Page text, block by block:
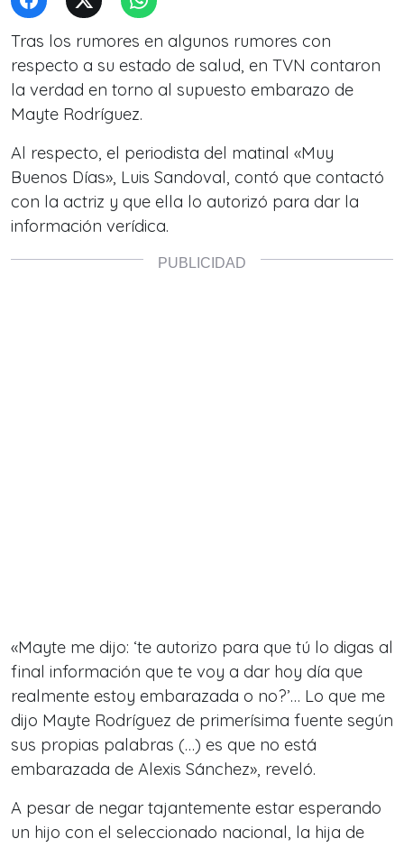
Tras los rumores en algunos rumores con
respecto a su estado de salud, en TVN contaron
la verdad en torno al supuesto embarazo de
Mayte Rodríguez.
Al respecto, el periodista del matinal «Muy
Buenos Días», Luis Sandoval, contó que contactó
con la actriz y que ella lo autorizó para dar la
información verídica.
«Mayte me dijo: ‘te autorizo para que tú lo digas al
final información que te voy a dar hoy día que
realmente estoy embarazada o no?’… Lo que me
dijo Mayte Rodríguez de primerísima fuente según
sus propias palabras (…) es que no está
embarazada de Alexis Sánchez», reveló.
A pesar de negar tajantemente estar esperando
un hijo con el seleccionado nacional, la hija de